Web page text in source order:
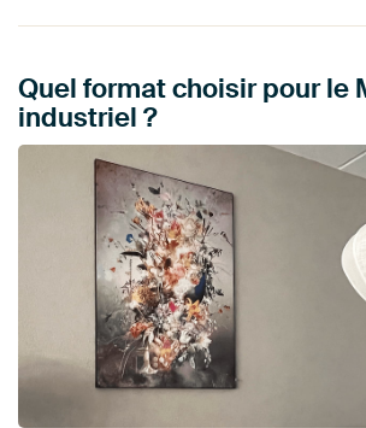
Quel format choisir pour le
industriel ?